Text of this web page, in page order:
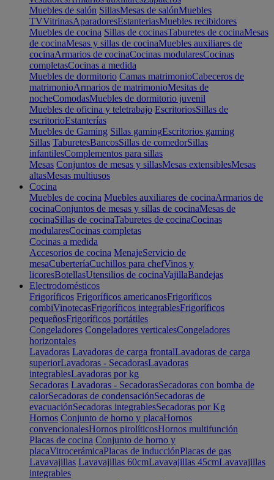
Muebles de salón SillasMesas de salónMuebles
TVVitrinasAparadoresEstanteriasMuebles recibidores
Muebles de cocina Sillas de cocinasTaburetes de cocinaMesas
de cocinaMesas y sillas de cocinaMuebles auxiliares de
cocinaArmarios de cocinaCocinas modularesCocinas
completasCocinas a medida
Muebles de dormitorio Camas matrimonioCabeceros de
matrimonioArmarios de matrimonioMesitas de
nocheComodasMuebles de dormitorio juvenil
Muebles de oficina y teletrabajo EscritoriosSillas de
escritorioEstanterías
Muebles de Gaming Sillas gamingEscritorios gaming
Sillas TaburetesBancosSillas de comedorSillas
infantilesComplementos para sillas
Mesas Conjuntos de mesas y sillasMesas extensiblesMesas
altasMesas multiusos
Cocina
Muebles de cocina Muebles auxiliares de cocinaArmarios de
cocinaConjuntos de mesas y sillas de cocinaMesas de
cocinaSillas de cocinaTaburetes de cocinaCocinas
modularesCocinas completas
Cocinas a medida
Accesorios de cocina MenajeServicio de
mesaCuberteríaCuchillos para chefVinos y
licoresBotellasUtensilios de cocinaVajillaBandejas
Electrodomésticos
Frigoríficos Frigoríficos americanosFrigoríficos
combiVinotecasFrigoríficos integrablesFrigoríficos
pequeñosFrigoríficos portátiles
Congeladores Congeladores verticalesCongeladores
horizontales
Lavadoras Lavadoras de carga frontalLavadoras de carga
superiorLavadoras - SecadorasLavadoras
integrablesLavadoras por kg
Secadoras Lavadoras - SecadorasSecadoras con bomba de
calorSecadoras de condensaciónSecadoras de
evacuaciónSecadoras integrablesSecadoras por Kg
Hornos Conjunto de horno y placaHornos
convencionalesHornos pirolíticosHornos multifunción
Placas de cocina Conjunto de horno y
placaVitrocerámicaPlacas de inducciónPlacas de gas
Lavavajillas Lavavajillas 60cmLavavajillas 45cmLavavajillas
integrables